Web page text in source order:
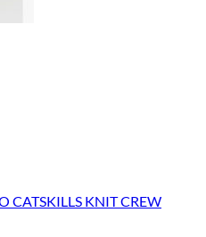
CATSKILLS KNIT CREW